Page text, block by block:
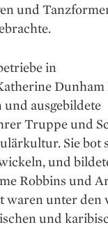
und
in
Dunham
ausgebildete
Truppe und
Sie bot
und
Robbins und
unter den
und